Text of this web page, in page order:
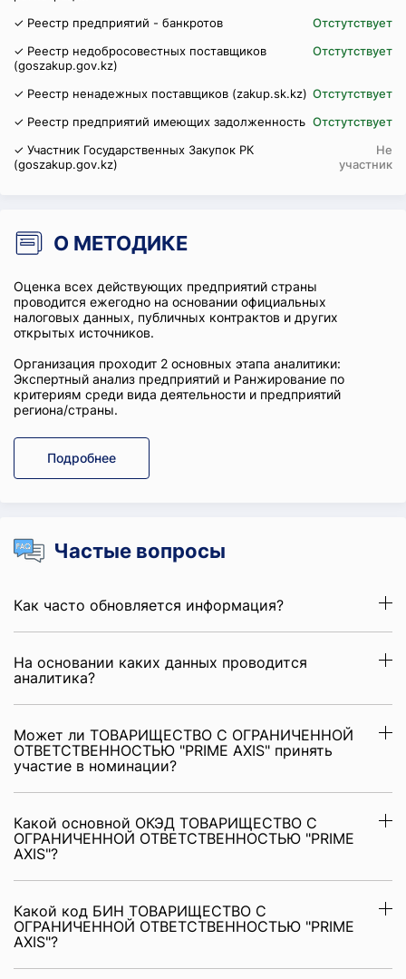
✓ Реестр предприятий - банкротов
Отстутствует
✓ Реестр недобросовестных поставщиков
(goszakup.gov.kz)
Отстутствует
✓ Реестр ненадежных поставщиков (zakup.sk.kz) Отстутствует
✓ Реестр предприятий имеющих задолженность Отстутствует
✓ Участник Государственных Закупок РК
(goszakup.gov.kz)
Не
участник
О МЕТОДИКЕ
Оценка всех действующих предприятий страны
проводится ежегодно на основании официальных
налоговых данных, публичных контрактов и других
открытых источников.
Организация проходит 2 основных этапа аналитики:
Экспертный анализ предприятий и Ранжирование по
критериям среди вида деятельности и предприятий
региона/страны.
Подробнее
Частые вопросы
Как часто обновляется информация?
На основании каких данных проводится
аналитика?
Может ли ТОВАРИЩЕСТВО С ОГРАНИЧЕННОЙ
ОТВЕТСТВЕННОСТЬЮ "PRIME AXIS" принять
участие в номинации?
Какой основной ОКЭД ТОВАРИЩЕСТВО С
ОГРАНИЧЕННОЙ ОТВЕТСТВЕННОСТЬЮ "PRIME
AXIS"?
Какой код БИН ТОВАРИЩЕСТВО С
ОГРАНИЧЕННОЙ ОТВЕТСТВЕННОСТЬЮ "PRIME
AXIS"?